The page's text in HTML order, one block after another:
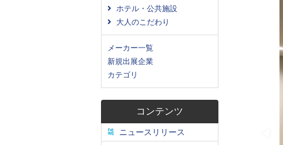
ホテル・公共施設
大人のこだわり
メーカー一覧
新規出展企業
カテゴリ
コンテンツ
ニュースリリース